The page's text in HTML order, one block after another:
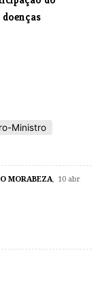
Ministro
MORABEZA 10 abr